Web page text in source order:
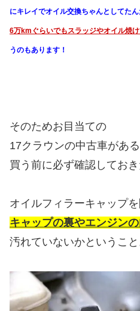
にキレイでオイル交換ちゃんとしてた
6万kmぐらいでもスラッジやオイル焼
うのもあります！
そのためお目当ての
17クラウンの中古車があ
買う前に必ず確認してお
オイルフィラーキャップ
キャップの裏やエンジン
汚れていないかということ